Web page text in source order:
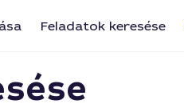
Feladatok keresése